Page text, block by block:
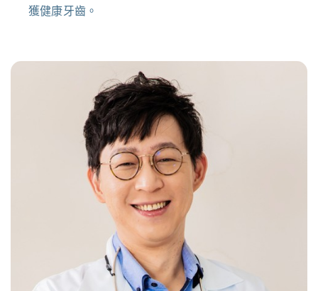
獲健康牙齒。